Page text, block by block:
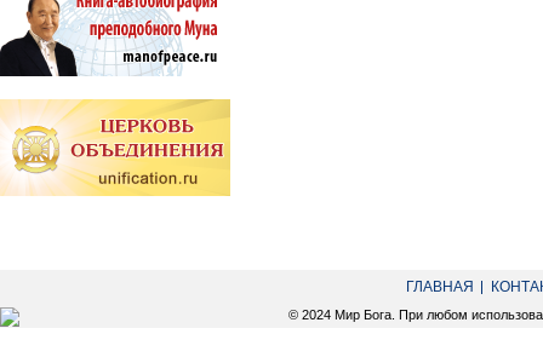
ГЛАВНАЯ
© 2024 Мир Бога. При любом